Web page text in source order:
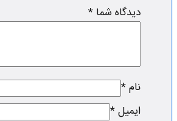
دیدگاه شما *
نام*
ایمیل*